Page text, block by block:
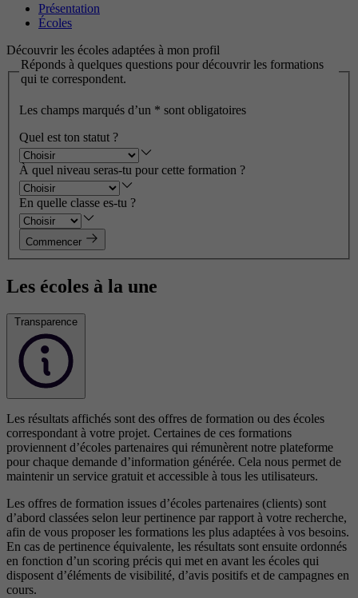
Présentation
Écoles
Découvrir les écoles adaptées à mon profil
Réponds à quelques questions pour découvrir les formations
qui te correspondent.
Les champs marqués d’un * sont obligatoires
Quel est ton statut ?
À quel niveau seras-tu pour cette formation ?
En quelle classe es-tu ?
Commencer
Les écoles à la une
Transparence
Les résultats affichés sont des offres de formation ou des écoles
correspondant à votre projet. Certaines de ces formations
proviennent d’écoles partenaires qui rémunèrent notre plateforme
pour chaque demande d’information générée. Cela nous permet de
maintenir un service gratuit et accessible à tous les utilisateurs.
Les offres de formation issues d’écoles partenaires (clients) sont
d’abord classées selon leur pertinence par rapport à votre recherche,
afin de vous proposer les formations les plus adaptées à vos besoins.
En cas de pertinence équivalente, les résultats sont ensuite ordonnés
en fonction d’un scoring précis qui met en avant les écoles qui
disposent d’éléments de visibilité, d’avis positifs et de campagnes en
cours.